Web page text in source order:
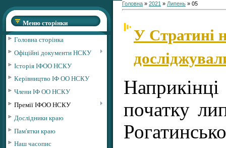
Меню сторінки
Головна сторінка
Офіційні документи НСКУ
Історія ІФОО НСКУ
Керівництво ІФ ОО НСКУ
Члени ІФ ОО НСКУ
Премії ІФОО НСКУ
Дослідники краю
Пам'ятки краю
Наш часопис
Головна » 2021 » Липень » 05
У Стратині
початку